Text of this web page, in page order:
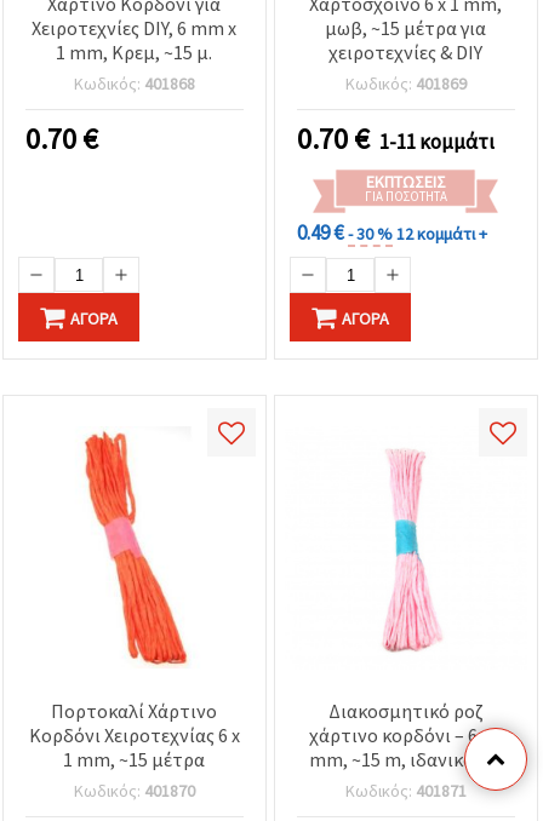
Χειροτεχνίες DIY, 6 mm x
1 mm, Κρεμ, ~15 μ.
Κωδικός: 401868
0.70€
ΑΓΟΡΆ
μωβ, ~15 μέτρα για
χειροτεχνίες & DIY
Κωδικός: 401869
0.70€ 1-11 κομμάτι
ΕΚΠΤΏΣΕΙΣ
ΓΙΑ ΠΟΣΌΤΗΤΑ
0.49 €- 30 %12 κομμάτι +
ΑΓΟΡΆ
Πορτοκαλί Χάρτινο
Κορδόνι Χειροτεχνίας 6 x
1 mm, ~15 μέτρα
Κωδικός: 401870
Διακοσμητικό ροζ
χάρτινο κορδόνι – 6 x 1
mm, ~15 m, ιδανικό για
τύλιγμα δώρων & DIY
χειροτεχνίες
Κωδικός: 401871